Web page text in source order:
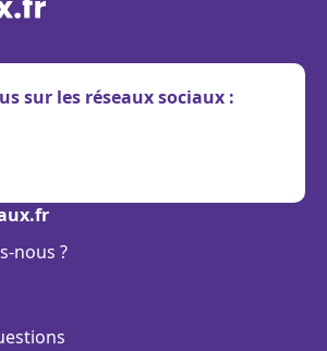
sur les réseaux sociaux :
nous ?